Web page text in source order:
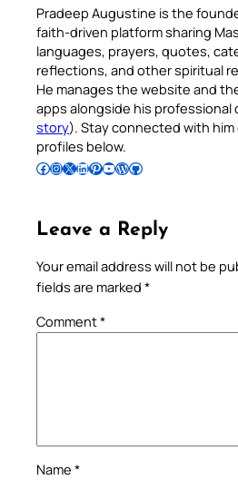
Pradeep Augustine is the
faith-driven platform sharing
languages, prayers, quotes,
reflections, and other spiritual
He manages the website and
apps alongside his professional
story). Stay connected with
profiles below.
Follow Pradeep on Facebook Follow Pradeep on InstagramFollow Pradeep on X Follow Pradeep on LinkedIn Follow Pradeep on Pinterest Subscribe to Pradeep’s Youtube Channel Follow Pradeep on WordPress Follow Pradeep on GitHub
Leave a Reply
Your email address will not be
fields are marked *
Comment*
Name *